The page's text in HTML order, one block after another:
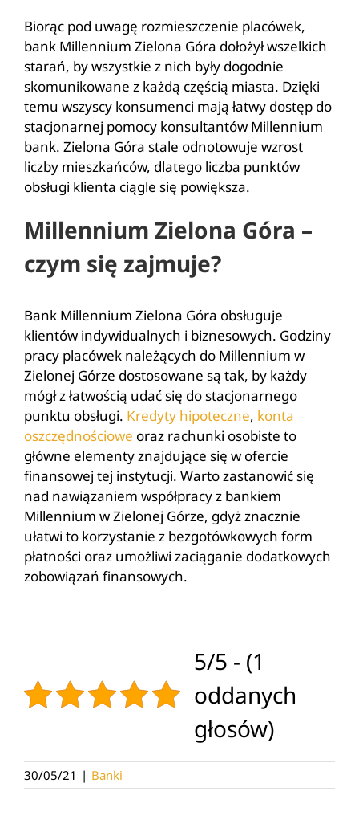
Biorąc pod uwagę rozmieszczenie placówek,
bank Millennium Zielona Góra dołożył wszelkich
starań, by wszystkie z nich były dogodnie
skomunikowane z każdą częścią miasta. Dzięki
temu wszyscy konsumenci mają łatwy dostęp do
stacjonarnej pomocy konsultantów Millennium
bank. Zielona Góra stale odnotowuje wzrost
liczby mieszkańców, dlatego liczba punktów
obsługi klienta ciągle się powiększa.
Millennium Zielona Góra –
czym się zajmuje?
Bank Millennium Zielona Góra obsługuje
klientów indywidualnych i biznesowych. Godziny
pracy placówek należących do Millennium w
Zielonej Górze dostosowane są tak, by każdy
mógł z łatwością udać się do stacjonarnego
punktu obsługi. Kredyty hipoteczne, konta
oszczędnościowe oraz rachunki osobiste to
główne elementy znajdujące się w ofercie
finansowej tej instytucji. Warto zastanowić się
nad nawiązaniem współpracy z bankiem
Millennium w Zielonej Górze, gdyż znacznie
ułatwi to korzystanie z bezgotówkowych form
płatności oraz umożliwi zaciąganie dodatkowych
zobowiązań finansowych.
5/5 - (1
oddanych
głosów)
30/05/21 | Banki